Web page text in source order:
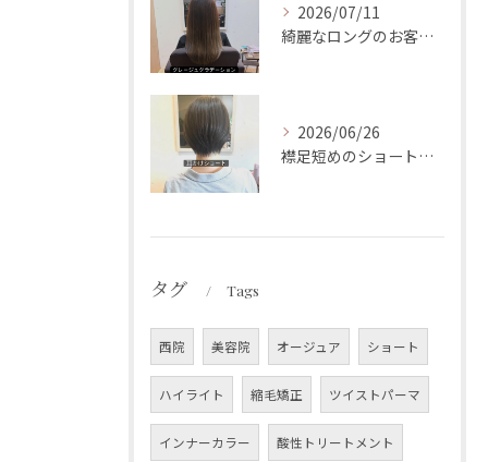
2026/07/11
綺麗なロングのお客様です✨
2026/06/26
襟足短めのショートスタイルです✨
タグ Tags
西院 美容院 オージュア ショート
ハイライト 縮毛矯正 ツイストパーマ
インナーカラー 酸性トリートメント